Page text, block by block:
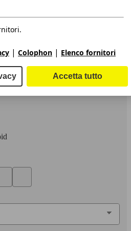
| Colophon | Elenco fornitori
Accetta tutto